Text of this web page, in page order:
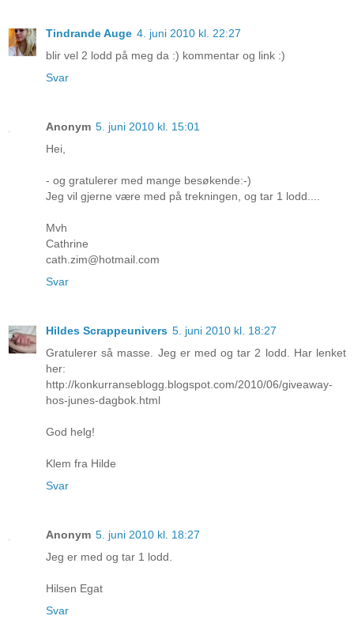
Tindrande Auge 4. juni 2010 kl. 22:27
blir vel 2 lodd på meg da :) kommentar og link :)
Svar
Anonym 5. juni 2010 kl. 15:01
Hei,
- og gratulerer med mange besøkende:-)
Jeg vil gjerne være med på trekningen, og tar 1 lodd....
Mvh
Cathrine
cath.zim@hotmail.com
Svar
Hildes Scrappeunivers 5. juni 2010 kl. 18:27
Gratulerer så masse. Jeg er med og tar 2 lodd. Har lenket
her:
http://konkurranseblogg.blogspot.com/2010/06/giveaway-
hos-junes-dagbok.html
God helg!
Klem fra Hilde
Svar
Anonym 5. juni 2010 kl. 18:27
Jeg er med og tar 1 lodd.
Hilsen Egat
Svar